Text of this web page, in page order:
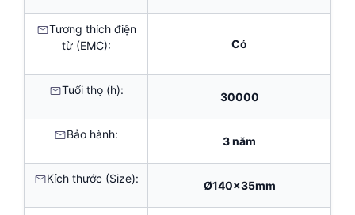
Tương thích điện
từ (EMC):
Có
Tuổi thọ (h):
30000
Bảo hành:
3 năm
Kích thước (Size):
Ø140x35mm